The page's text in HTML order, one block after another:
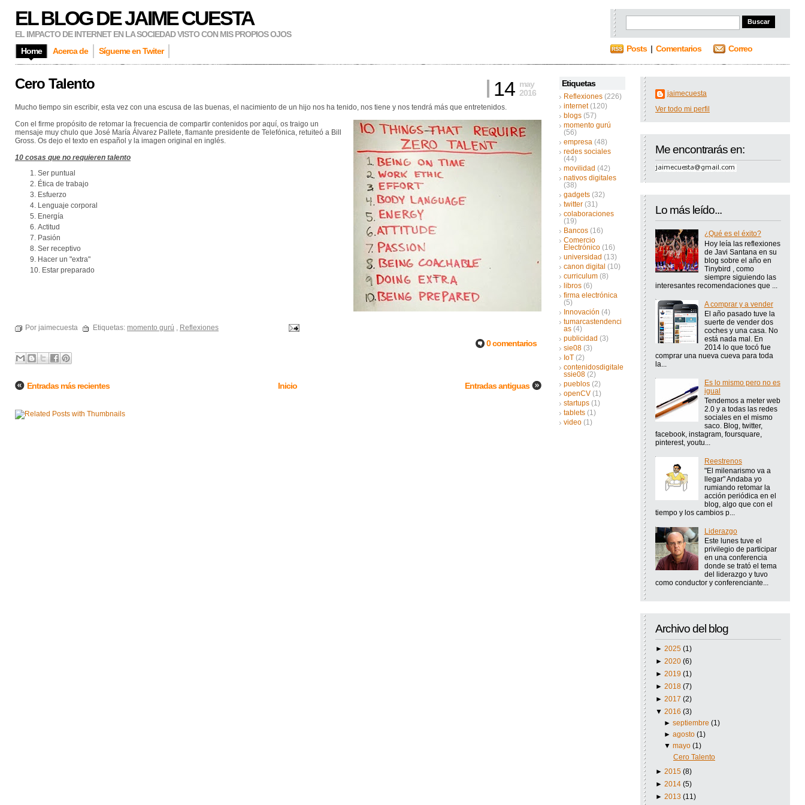
EL BLOG DE JAIME CUESTA
EL IMPACTO DE INTERNET EN LA SOCIEDAD VISTO CON MIS PROPIOS OJOS
Home
Acerca de Sígueme en Twiter Posts| Comentarios Correo
Etiquetas
Reflexiones (226)
internet (120)
blogs (57)
momento gurú
(56)
empresa (48)
redes sociales
(44)
movilidad (42)
nativos digitales
(38)
gadgets (32)
twitter (31)
colaboraciones
(19)
Bancos (16)
Comercio
Electrónico (16)
universidad (13)
canon digital (10)
curriculum (8)
libros (6)
firma electrónica
(5)
Innovación (4)
tumarcastendenci
as (4)
publicidad (3)
sie08 (3)
IoT (2)
contenidosdigitale
ssie08 (2)
pueblos (2)
openCV (1)
startups (1)
tablets (1)
video (1)
jaimecuesta
Ver todo mi perfil
Me encontrarás en:
Lo más leído...
¿Qué es el éxito?
Hoy leía las reflexiones
de Javi Santana en su
blog sobre el año en
Tinybird , como
siempre siguiendo las
interesantes recomendaciones que ...
A comprar y a vender
El año pasado tuve la
suerte de vender dos
coches y una casa. No
está nada mal. En
2014 lo que tocó fue
comprar una nueva cueva para toda
la...
Es lo mismo pero no es
igual
Tendemos a meter web
2.0 y a todas las redes
sociales en el mismo
saco. Blog, twitter,
facebook, instagram, foursquare,
pinterest, youtu...
Reestrenos
"El milenarismo va a
llegar" Andaba yo
rumiando retomar la
acción periódica en el
blog, algo que con el
tiempo y los cambios p...
Liderazgo
Este lunes tuve el
privilegio de participar
en una conferencia
donde se trató el tema
del liderazgo y tuvo
como conductor y conferenciante...
Archivo del blog
► 2025 (1)
► 2020 (6)
► 2019 (1)
► 2018 (7)
► 2017 (2)
▼ 2016 (3)
►septiembre(1)
►agosto(1)
▼mayo(1)
Cero Talento
► 2015 (8)
► 2014 (5)
► 2013 (11)
Cero Talento 14 may
2016
Mucho tiempo sin escribir, esta vez con una escusa de las buenas, el nacimiento de un hijo nos ha tenido, nos tiene y nos tendrá más que entretenidos.
Con el firme propósito de retomar la frecuencia de compartir contenidos por aquí, os traigo un
mensaje muy chulo que José María Álvarez Pallete, flamante presidente de Telefónica, retuiteó a Bill
Gross. Os dejo el texto en español y la imagen original en inglés.
10 cosas que no requieren talento
Ser puntual
Ética de trabajo
Esfuerzo
Lenguaje corporal
Energía
Actitud
Pasión
Ser receptivo
Hacer un "extra"
Estar preparado
Por jaimecuesta Etiquetas: momento gurú , Reflexiones
0 comentarios
Entradas más recientes Entradas antiguas
Inicio